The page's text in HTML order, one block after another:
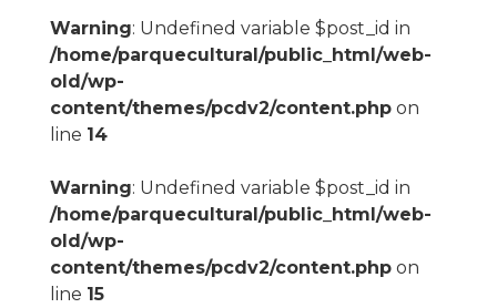
Warning: Undefined variable $post_id in
/home/parquecultural/public_html/web-
old/wp-
content/themes/pcdv2/content.phpon
line 14
Warning: Undefined variable $post_id in
/home/parquecultural/public_html/web-
old/wp-
content/themes/pcdv2/content.phpon
line 15